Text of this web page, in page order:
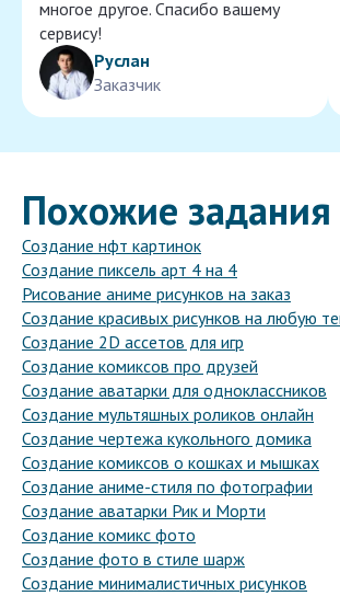
многое другое. Спасибо вашему
сервису!
Руслан
Заказчик
Похожие задания
Создание нфт картинок
Создание пиксель арт 4 на 4
Рисование аниме рисунков на заказ
Создание красивых рисунков на любую
Создание 2D ассетов для игр
Создание комиксов про друзей
Создание аватарки для одноклассников
Создание мультяшных роликов онлайн
Создание чертежа кукольного домика
Создание комиксов о кошках и мышках
Создание аниме-стиля по фотографии
Создание аватарки Рик и Морти
Создание комикс фото
Создание фото в стиле шарж
Создание минималистичных рисунков